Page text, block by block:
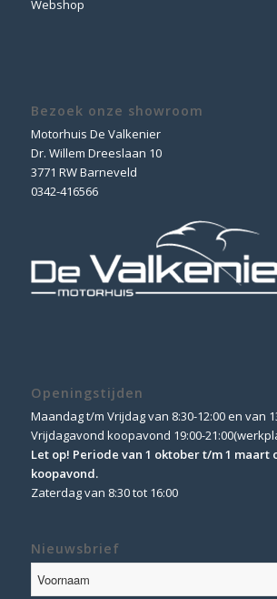
Webshop
Bezoek onze showroom
Motorhuis De Valkenier
Dr. Willem Dreeslaan 10
3771 RW Barneveld
0342-416566
Openingstijden
Maandag t/m Vrijdag van 8:30-12:00 en van
Vrijdagavond koopavond 19:00-
Let op! Periode van 1 oktober t/m 1 maart
koopavond.
Zaterdag van 8:30 tot 16:00
Nieuwsbrief